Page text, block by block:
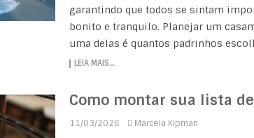
garantindo que todos se sintam
bonito e tranquilo. Planejar um
uma delas é quantos padrinhos
LEIA MAIS…
Como montar sua lista
11/03/2026 Marcela Kipman